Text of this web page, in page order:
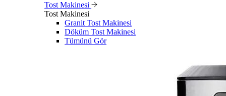
Tost Makinesi
Tost Makinesi
Granit Tost Makinesi
Döküm Tost Makinesi
Tümünü Gör